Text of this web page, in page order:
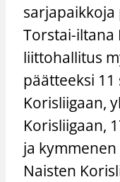
sarjapaikkoja
Torstai-iltana
liittohallitus
päätteeksi 11
Korisliigaan,
Korisliigaan,
ja
Naisten